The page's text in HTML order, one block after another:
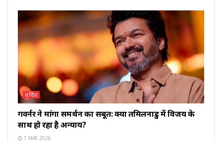
चर्चित
गवर्नर ने मांगा समर्थन का सबूत: क्या तमिलनाडु में विजय के
साथ हो रहा है अन्याय?
7 MAY 2026